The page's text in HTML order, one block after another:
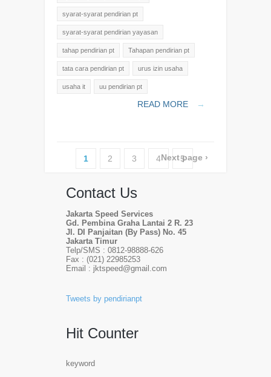
syarat-syarat pendirian pt
syarat-syarat pendirian yayasan
tahap pendirian pt Tahapan pendirian pt
tata cara pendirian pt urus izin usaha
usaha it uu pendirian pt
READ MORE →
1 2 3 4 5
Next page ›
Contact Us
Jakarta Speed Services
Gd. Pembina Graha Lantai 2 R. 23
Jl. DI Panjaitan (By Pass) No. 45
Jakarta Timur
Telp/SMS : 0812-98888-626
Fax : (021) 22985253
Email : jktspeed@gmail.com
Tweets by pendirianpt
Hit Counter
keyword